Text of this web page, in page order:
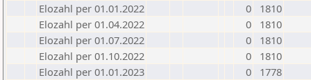
Elozahl per 01.01.2022
0
1810
Elozahl per 01.04.2022
0
1810
Elozahl per 01.07.2022
0
1810
Elozahl per 01.10.2022
0
1810
Elozahl per 01.01.2023
0
1778